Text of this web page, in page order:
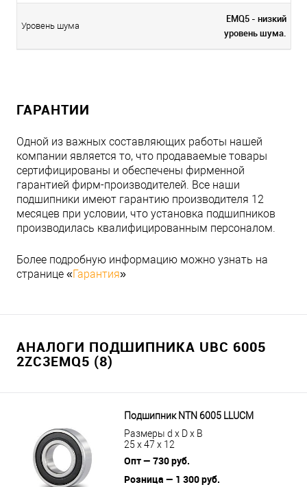
Уровень шума
EMQ5 - низкий
уровень шума.
ГАРАНТИИ
Одной из важных составляющих работы нашей
компании является то, что продаваемые товары
сертифицированы и обеспечены фирменной
гарантией фирм-производителей. Все наши
подшипники имеют гарантию производителя 12
месяцев при условии, что установка подшипников
производилась квалифицированным персоналом.
Более подробную информацию можно узнать на
странице «Гарантия»
АНАЛОГИ ПОДШИПНИКА UBC 6005
2ZC3EMQ5 (8)
Подшипник NTN 6005 LLUCM
Размеры d x D x B
25 x 47 x 12
Опт — 730 руб.
Розница — 1 300 руб.